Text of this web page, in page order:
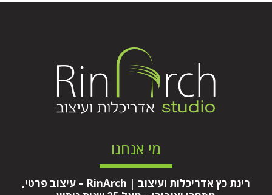
מי אנחנו
רינת כץ אדריכלות ועיצוב | RinArch – עיצוב פרטי,